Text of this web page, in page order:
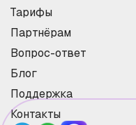
Тарифы
Партнёрам
Вопрос-ответ
Блог
Поддержка
Контакты